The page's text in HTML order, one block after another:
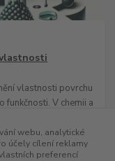
vlastnosti povrchu
funkčnosti. V chemii a
webu, analytické
účely cílení reklamy
preferencí